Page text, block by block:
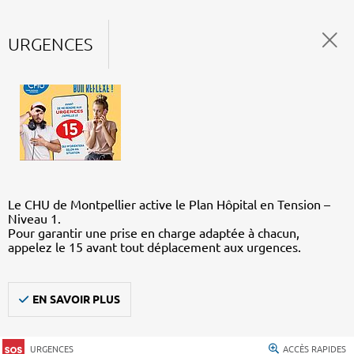
URGENCES
Le CHU de Montpellier active le Plan Hôpital en Tension –
Niveau 1.
Pour garantir une prise en charge adaptée à chacun,
appelez le 15 avant tout déplacement aux urgences.
EN SAVOIR PLUS
URGENCES ACCÈS RAPIDES